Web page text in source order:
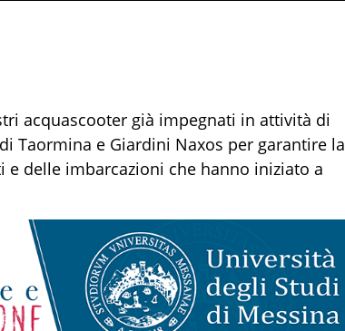
acquascooter già impegnati in attività di
Taormina e Giardini Naxos per garantire la
delle imbarcazioni che hanno iniziato a